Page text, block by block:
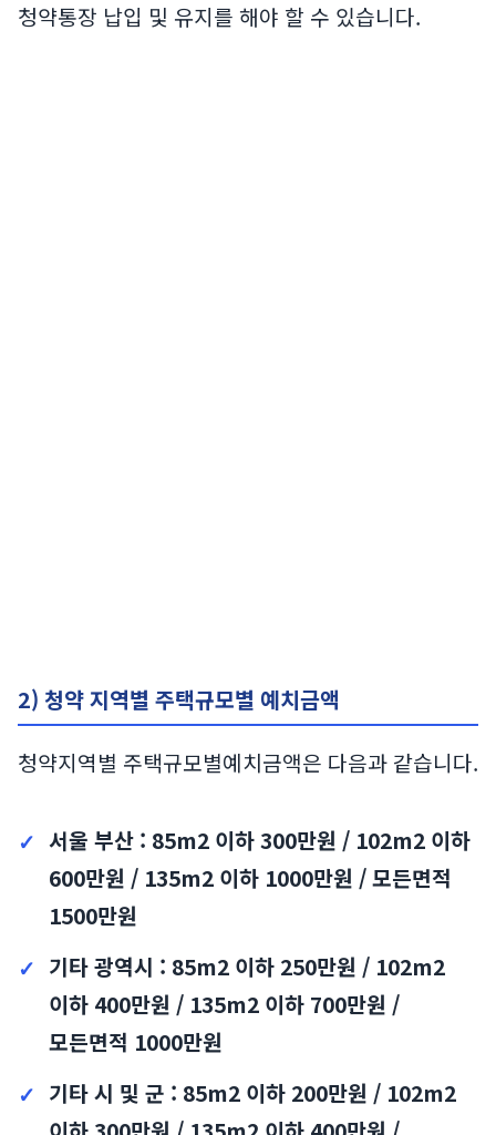
청약통장 납입 및 유지를 해야 할 수 있습니다.
2) 청약 지역별 주택규모별 예치금액
청약지역별 주택규모별예치금액은 다음과 같습니다.
서울 부산 : 85m2 이하 300만원 / 102m2 이하
600만원 / 135m2 이하 1000만원 / 모든면적
1500만원
기타 광역시 : 85m2 이하 250만원 / 102m2
이하 400만원 / 135m2 이하 700만원 /
모든면적 1000만원
기타 시 및 군 : 85m2 이하 200만원 / 102m2